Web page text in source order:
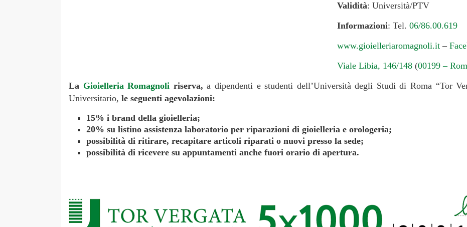
Validità: Università/PTV
Informazioni: Tel. 06/86.00.619
www.gioielleriaromagnoli.it –
Viale Libia, 146/148 (00199 –
La Gioielleria Romagnoli riserva, a dipendenti e studenti dell’Università degli Studi di Roma “Tor
Universitario, le seguenti agevolazioni:
15% i brand della gioielleria;
20% su listino assistenza laboratorio per riparazioni di gioielleria e orologeria;
possibilità di ritirare, recapitare articoli riparati o nuovi presso la sede;
possibilità di ricevere su appuntamenti anche fuori orario di apertura.